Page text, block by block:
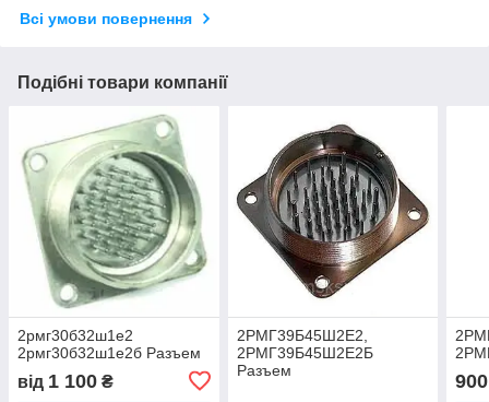
Всі умови повернення
Подібні товари компанії
2рмг30б32ш1е2
2рмг30б32ш1е2б Разъем
від 1 100 ₴
2РМГ39Б45Ш2Е2,
2РМГ39Б45Ш2Е2Б
Разъем
900